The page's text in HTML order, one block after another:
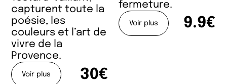
capturent toute la
poésie, les
couleurs et l’art de
vivre de la
Provence.
Voir plus 30€
fermeture.
Voir plus 9.9€